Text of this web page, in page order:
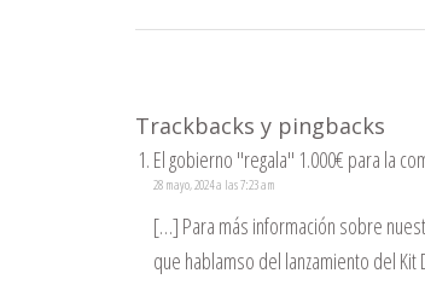
Trackbacks y pingbacks
El gobierno "regala" 1.000€ para la
28 mayo, 2024 a las 7:23 am
[…] Para más información sobre
que hablamso del lanzamiento del Kit